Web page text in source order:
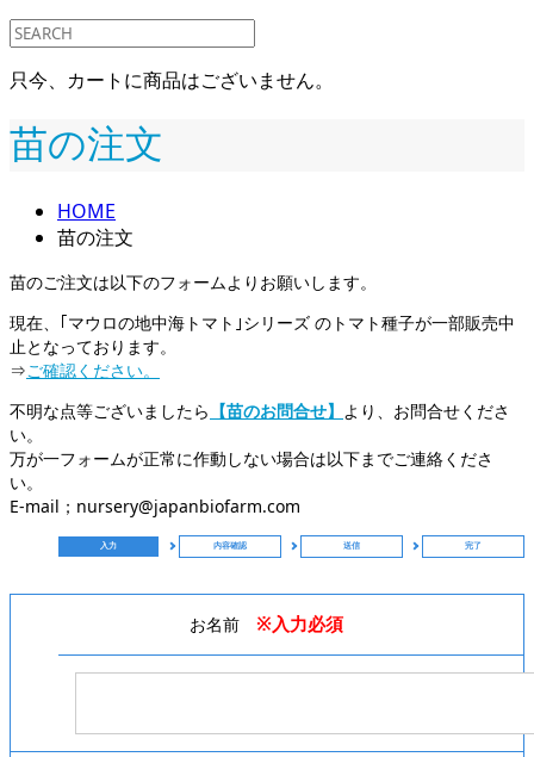
只今、カートに商品はございません。
苗の注文
HOME
苗の注文
苗のご注文は以下のフォームよりお願いします。
現在、｢マウロの地中海トマト｣シリーズ のトマト種子が一部販売中
止となっております。
⇒ご確認ください。
不明な点等ございましたら 【苗のお問合せ】 より、お問合せくださ
い。
万が一フォームが正常に作動しない場合は以下までご連絡くださ
い。
E-mail；nursery@japanbiofarm.com
入力 内容確認 送信 完了
お名前※入力必須